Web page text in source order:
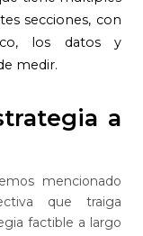
secciones, con
los datos y
medir.
a
mencionado
que traiga
factible a largo